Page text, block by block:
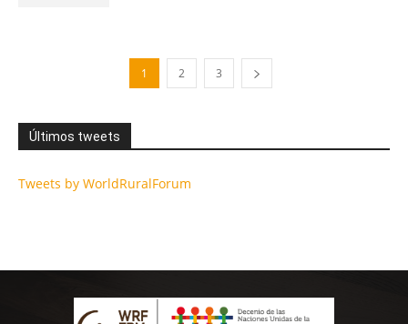
1 2 3
Últimos tweets
Tweets by WorldRuralForum